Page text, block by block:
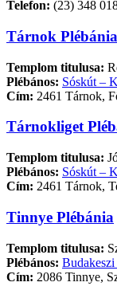
Telefon: (23) 348
Tárnok Plébánia
Templom titulusa:
Plébános: Sóskút –
Cím: 2461 Tárnok,
Tárnokliget
Templom titulusa:
Plébános: Sóskút –
Cím: 2461 Tárnok,
Tinnye Plébánia
Templom titulusa:
Plébános:
Cím: 2086 Tinnye,